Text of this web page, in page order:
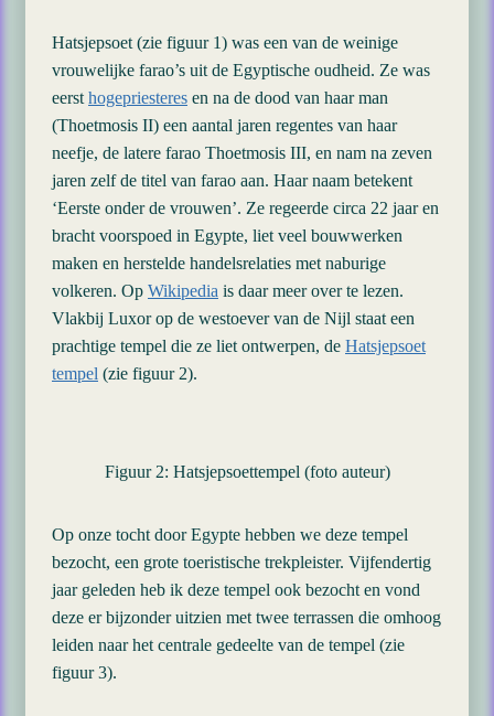
Hatsjepsoet (zie figuur 1) was een van de weinige
vrouwelijke farao’s uit de Egyptische oudheid. Ze was
eerst hogepriesteres en na de dood van haar man
(Thoetmosis II) een aantal jaren regentes van haar
neefje, de latere farao Thoetmosis III, en nam na zeven
jaren zelf de titel van farao aan. Haar naam betekent
‘Eerste onder de vrouwen’. Ze regeerde circa 22 jaar en
bracht voorspoed in Egypte, liet veel bouwwerken
maken en herstelde handelsrelaties met naburige
volkeren. Op Wikipedia is daar meer over te lezen.
Vlakbij Luxor op de westoever van de Nijl staat een
prachtige tempel die ze liet ontwerpen, de Hatsjepsoet
tempel (zie figuur 2).
Figuur 2: Hatsjepsoettempel (foto auteur)
Op onze tocht door Egypte hebben we deze tempel
bezocht, een grote toeristische trekpleister. Vijfendertig
jaar geleden heb ik deze tempel ook bezocht en vond
deze er bijzonder uitzien met twee terrassen die omhoog
leiden naar het centrale gedeelte van de tempel (zie
figuur 3).